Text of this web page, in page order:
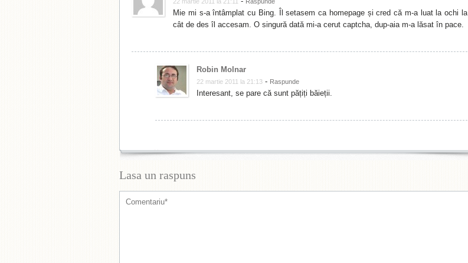
Mie mi s-a întâmplat cu Bing. Îl setasem ca homepage și cred că m-a luat la ochi la
cât de des îl accesam. O singură dată mi-a cerut captcha, dup-aia m-a lăsat în pace.
Robin Molnar
22 martie 2011 la 21:13 - Raspunde
Interesant, se pare că sunt pățiți băieții.
Lasa un raspuns